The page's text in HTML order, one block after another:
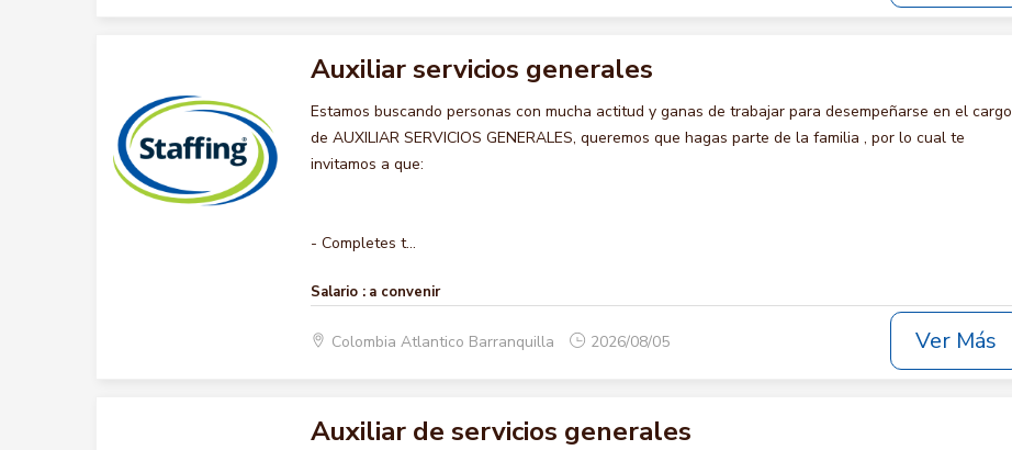
Auxiliar servicios generales
Estamos buscando personas con mucha actitud y ganas de trabajar para desempeñarse en el cargo
de AUXILIAR SERVICIOS GENERALES, queremos que hagas parte de la familia , por lo cual te
invitamos a que:
- Completes t...
Salario : a convenir
Colombia Atlantico Barranquilla 2026/08/05 Ver Más
Auxiliar de servicios generales